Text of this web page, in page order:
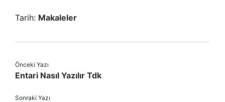
Tarih: Makaleler
Önceki Yazı
Entari Nasıl Yazılır Tdk
Sonraki Yazı